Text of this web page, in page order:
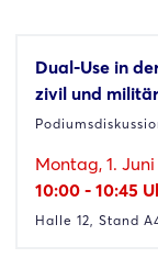
Dual-Use in
zivil und
Montag, 1. Juni
10:00 - 10:45
Halle 12, Stand